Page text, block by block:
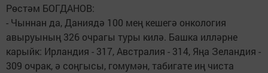
Рөстәм БОГДАНОВ:
- Чыннан да, Даниядә 100 мең кешегә онкология
авыруының 326 очрагы туры килә. Башка илләрне
карыйк: Ирландия - 317, Австралия - 314, Яңа Зеландия -
309 очрак, ә соңгысы, гомумән, табигате иң чиста